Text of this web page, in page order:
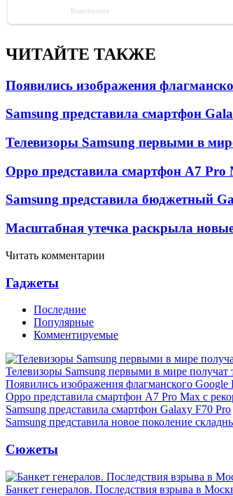
ЧИТАЙТЕ ТАКЖЕ
Появились изображения
Samsung представила смартфон
Телевизоры Samsung первыми в
Oppo представила смартфон A7
Samsung представила бюджетный
Масштабная утечка раскрыла
Читать комментарии
Гаджеты
Последние
Популярные
Комментируемые
Телевизоры Samsung первыми в мире
Появились изображения флагманского Google
Oppo представила смартфон A7 Pro Max с
Samsung представила смартфон Galaxy F70 Pro
Samsung представила новое поколение
Сюжеты
Банкет генералов. Последствия взрыва в